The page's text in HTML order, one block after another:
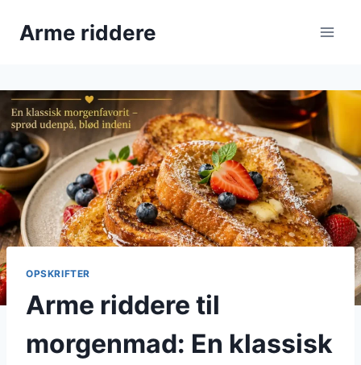
Arme riddere
OPSKRIFTER
Arme riddere til
morgenmad: En klassisk